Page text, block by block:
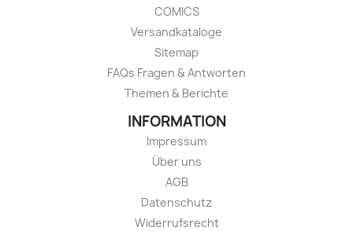
COMICS
Versandkataloge
Sitemap
FAQs Fragen & Antworten
Themen & Berichte
INFORMATION
Impressum
Über uns
AGB
Datenschutz
Widerrufsrecht